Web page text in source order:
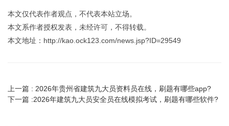
本文仅代表作者观点，不代表本站立场。
本文系作者授权发表，未经许可，不得转载。
本文地址：http://kao.ock123.com/news.jsp?ID=29549
上一篇 : 2026年贵州省建筑九大员资料员在线，刷题有哪些app?
下一篇 :2026年建筑九大员安全员在线模拟考试，刷题有哪些软件?